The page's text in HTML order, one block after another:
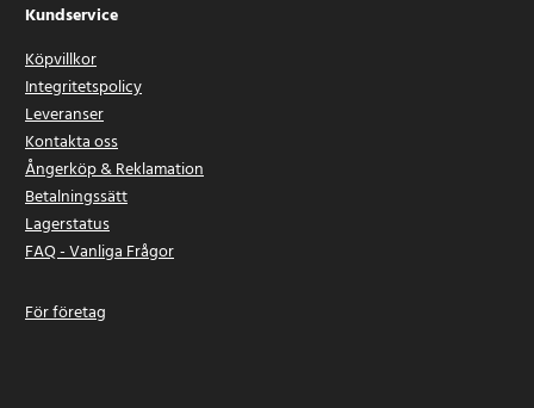
Kundservice
Köpvillkor
Integritetspolicy
Leveranser
Kontakta oss
Ångerköp & Reklamation
Betalningssätt
Lagerstatus
FAQ - Vanliga Frågor
För företag